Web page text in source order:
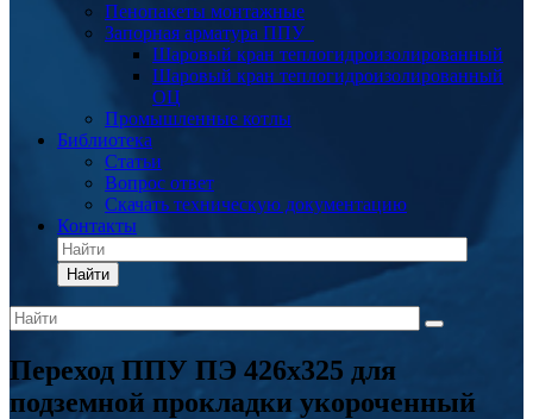
Пенопакеты монтажные
Запорная арматура ППУ
Шаровый кран теплогидроизолированный
Шаровый кран теплогидроизолированный
ОЦ
Промышленные котлы
Библиотека
Статьи
Вопрос ответ
Скачать техническую документацию
Контакты
Найти
Переход ППУ ПЭ 426x325 для
подземной прокладки укороченный